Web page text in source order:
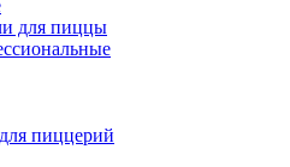
для пиццы
пиццерий